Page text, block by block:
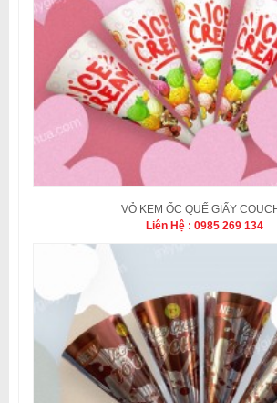
VỎ KEM ỐC QUẾ GIẤY
Liên Hệ : 0985 269 134